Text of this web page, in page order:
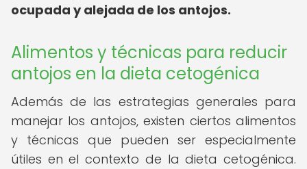
ocupada y alejada de los antojos.
Alimentos y técnicas para reducir
antojos en la dieta cetogénica
Además de las estrategias generales para
manejar los antojos, existen ciertos alimentos
y técnicas que pueden ser especialmente
útiles en el contexto de la dieta cetogénica.